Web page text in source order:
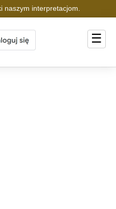
naszym interpretacjom.
☰